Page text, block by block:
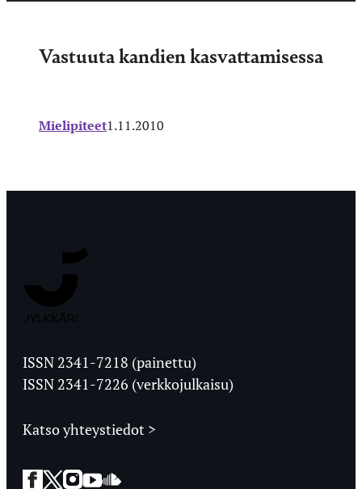
Vastuuta kandien kasvattamisessa
Mielipiteet1.11.2010
Ylioppilaslehti
ISSN 2341-7218 (painettu)
ISSN 2341-7226 (verkkojulkaisu)
Katso yhteystiedot >
Facebook
Twitter
Instagram
YouTube
SoundCloud